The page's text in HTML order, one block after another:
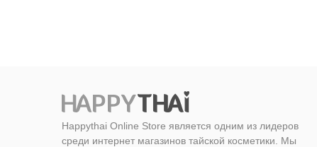
Happythai Online Store является одним из лидеров
среди интернет магазинов тайской косметики. Мы